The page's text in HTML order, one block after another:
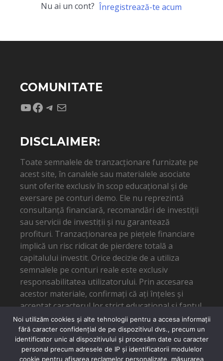
Nu ai un cont? Înregistrează-te acum
COMUNITATE
YouTube
Facebook
Telegram
Mail
DISCLAIMER:
Toate semnalele de tranzacționare furnizate pe
acest site, în canalele sau materialele asociate
sunt oferite exclusiv în scop educațional și de
exersare pe conturi demo. Ele nu reprezintă
consultanță financiară, recomandări de investiții
sau servicii de investiții și nu garantează
profituri. Tranzacționarea pe piețele financiare
implică un risc ridicat de pierdere totală a
capitalului investit. Orice decizie de a utiliza
semnalele pe conturi reale este exclusiv
responsabilitatea utilizatorului. Prin accesarea
acestor materiale, confirmați că ați înțeles și
acceptat caracterul lor strict educațional și faptul
că autorul nu poate fi tras la răspundere pentru
eventuale pierderi financiare.
Noi utilizăm cookies și alte tehnologii pentru a accesa informații
fără caracter confidențial de pe dispozitivul dvs., precum un
identificator unic al dispozitivului și procesăm date cu caracter
personal precum adresele de IP și identificatorii modulelor
cookie pentru afișarea reclamelor personalizate, măsurarea